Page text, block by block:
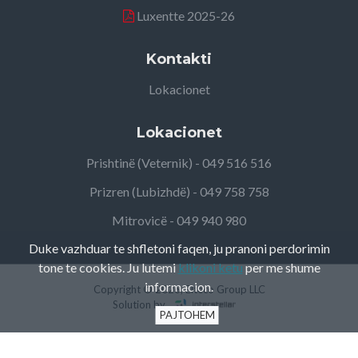
Luxentte 2025-26
Kontakti
Lokacionet
Lokacionet
Prishtinë (Veternik) - 049 516 516
Prizren (Lubizhdë) - 049 758 758
Mitrovicë - 049 940 980
Copyright ©2026, Elteco Group LLC
Solution by
PAJTOHEM
Duke vazhduar te shfletoni faqen, ju pranoni perdorimin
tone te cookies. Ju lutemiklikoni ketuper me shume
informacion.